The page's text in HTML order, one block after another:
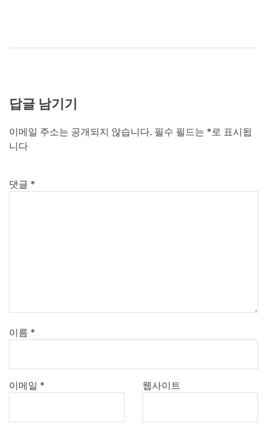
답글 남기기
이메일 주소는 공개되지 않습니다. 필수 필드는 *로 표시됩
니다
댓글 *
이름 *
이메일 * 웹사이트